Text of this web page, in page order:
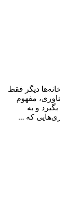
تماس با هایکا: 36240285-031 | 36244992-031 خانه‌ها دیگر فقط
مفهوم
و به
که ...